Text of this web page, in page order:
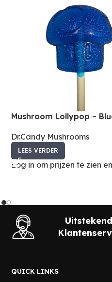
Mushroom Lollypop –
Dr.Candy Mushrooms
LEES VERDER
Log in om prijzen te zien
QUICK LINKS